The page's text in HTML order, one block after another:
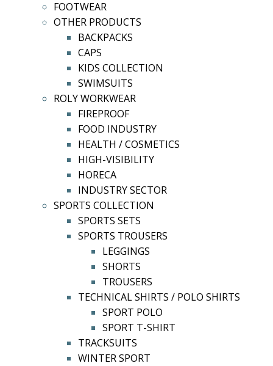
FOOTWEAR
OTHER PRODUCTS
BACKPACKS
CAPS
KIDS COLLECTION
SWIMSUITS
ROLY WORKWEAR
FIREPROOF
FOOD INDUSTRY
HEALTH / COSMETICS
HIGH-VISIBILITY
HORECA
INDUSTRY SECTOR
SPORTS COLLECTION
SPORTS SETS
SPORTS TROUSERS
LEGGINGS
SHORTS
TROUSERS
TECHNICAL SHIRTS / POLO SHIRTS
SPORT POLO
SPORT T-SHIRT
TRACKSUITS
WINTER SPORT